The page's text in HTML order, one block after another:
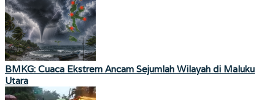
BMKG: Cuaca Ekstrem Ancam Sejumlah Wilayah di Maluku
Utara